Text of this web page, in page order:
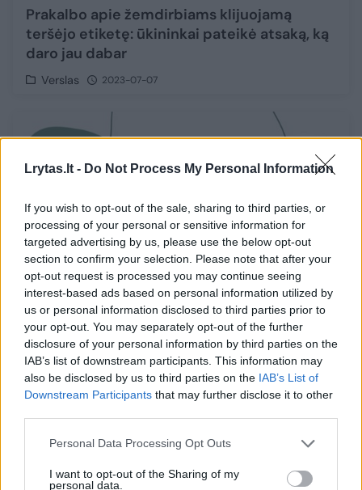
Lrytas.lt - Do Not Process My Personal Information
If you wish to opt-out of the sale, sharing to third parties, or
processing of your personal or sensitive information for
targeted advertising by us, please use the below opt-out
section to confirm your selection. Please note that after your
opt-out request is processed you may continue seeing
interest-based ads based on personal information utilized by
us or personal information disclosed to third parties prior to
your opt-out. You may separately opt-out of the further
disclosure of your personal information by third parties on the
IAB’s list of downstream participants. This information may
also be disclosed by us to third parties on the IAB’s List of
Downstream Participants that may further disclose it to other
Personal Data Processing Opt Outs
I want to opt-out of the Sharing of my
personal data.
Prakalbo apie žemdirbiams klijuojamą
teršėjo etiketę: ūkininkai pateikė atsaką, ką
daro jau dabar
Verslas 2023-07-07
Klimato kaita ir žemės ūkis: Lietuvos
ūkininkai permainoms ruošiasi jau šiandien
Laidos 2023-07-04